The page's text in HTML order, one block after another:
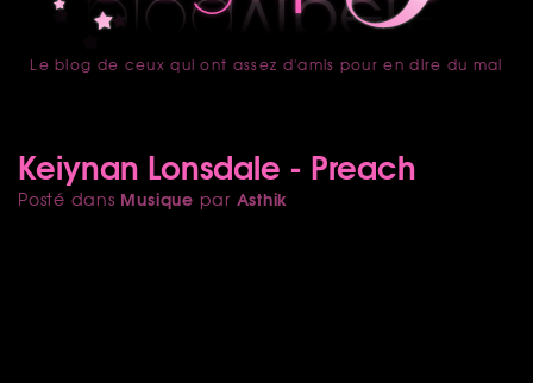
accueil
Le blog de ceux qui ont assez d'amis pour en dire du mal
Keiynan Lonsdale - Preach
Posté dans Musique par Asthik